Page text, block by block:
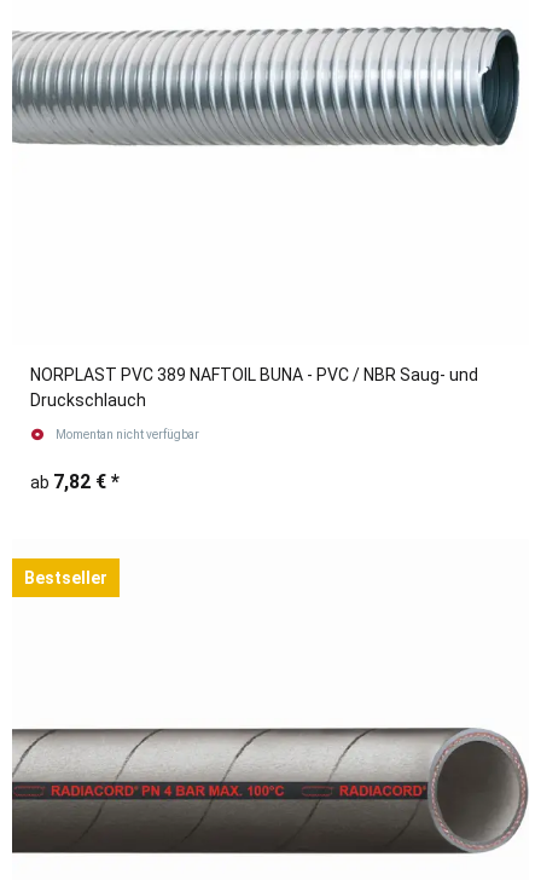
NORPLAST PVC 389 NAFTOIL BUNA - PVC / NBR Saug- und
Druckschlauch
Momentan nicht verfügbar
ab 7,82 € *
Bestseller